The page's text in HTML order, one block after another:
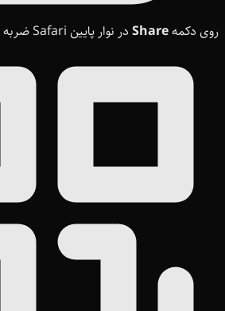
روی دکمهShare در نوار پایین Safari ضربه بزنید